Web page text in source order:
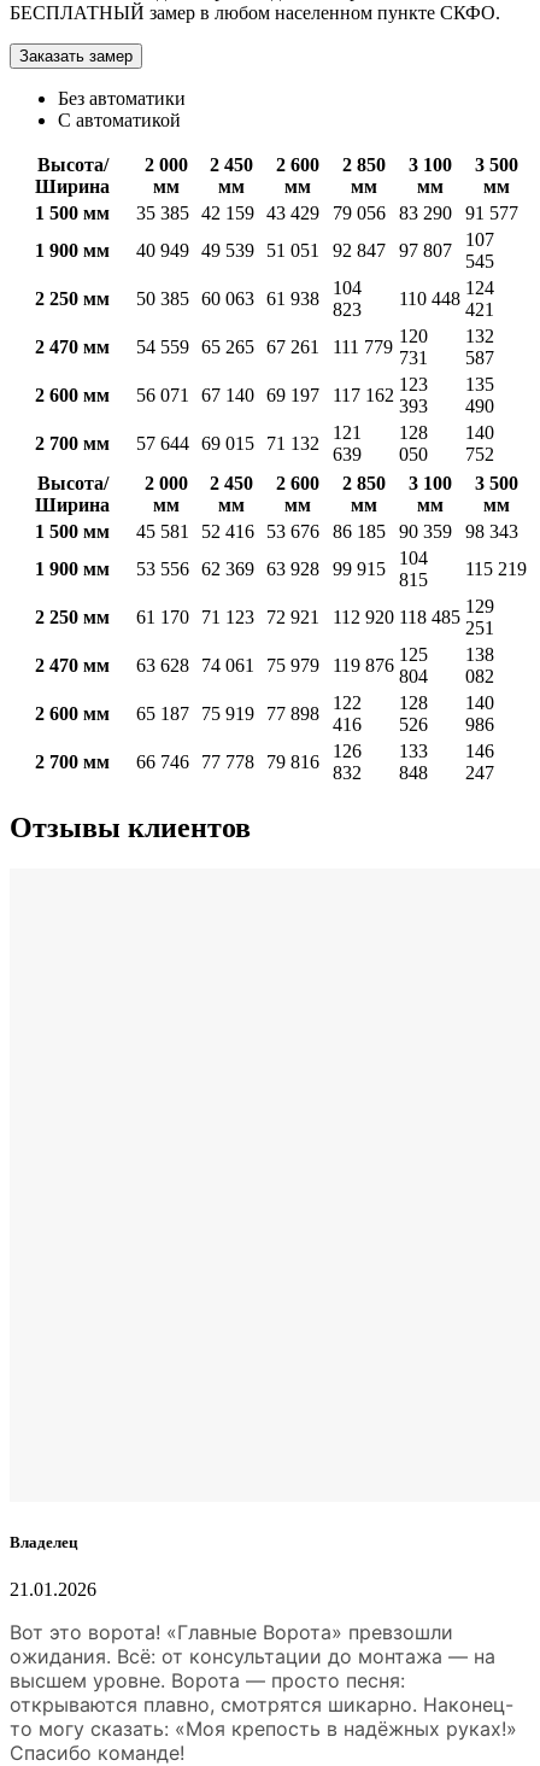
БЕСПЛАТНЫЙ замер в любом населенном пункте СКФО.
Заказать замер
Без автоматики
С автоматикой
Высота/
Ширина
2 000
мм
2 450
мм
2 600
мм
2 850
мм
3 100
мм
3 500
мм
1 500 мм
35 385 42 159 43 429 79 056 83 290
91 577
1 900 мм
40 949 49 539 51 051 92 847 97 807
107
545
2 250 мм
50 385 60 063 61 938
104
823
110 448
124
421
2 470 мм
54 559 65 265 67 261 111 779
120
731
132
587
2 600 мм
56 071 67 140 69 197 117 162
123
393
135
490
2 700 мм
57 644 69 015 71 132
121
639
128
050
140
752
Высота/
Ширина
2 000
мм
2 450
мм
2 600
мм
2 850
мм
3 100
мм
3 500
мм
1 500 мм
45 581 52 416 53 676 86 185 90 359
98 343
1 900 мм
53 556 62 369 63 928 99 915
104
815
115 219
2 250 мм 61 170 71 123 72 921 112 920 118 485
129
251
2 470 мм
63 628 74 061 75 979 119 876
125
804
138
082
2 600 мм
65 187 75 919 77 898
122
416
128
526
140
986
2 700 мм
66 746 77 778 79 816
126
832
133
848
146
247
Отзывы клиентов
Владелец
21.01.2026
Вот это ворота! «Главные Ворота» превзошли
ожидания. Всё: от консультации до монтажа — на
высшем уровне. Ворота — просто песня:
открываются плавно, смотрятся шикарно. Наконец-
то могу сказать: «Моя крепость в надёжных руках!»
Спасибо команде!